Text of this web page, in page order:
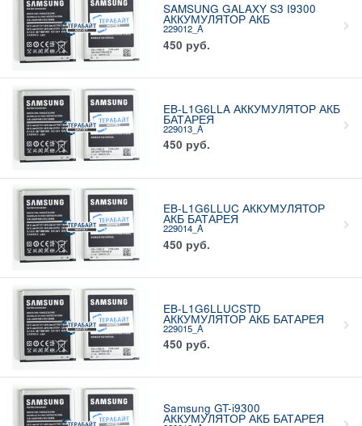
SAMSUNG GALAXY S3 I9300
АККУМУЛЯТОР АКБ
229012_A
450 руб.
EB-L1G6LLA АККУМУЛЯТОР АКБ
БАТАРЕЯ
229013_A
450 руб.
EB-L1G6LLUC АККУМУЛЯТОР
АКБ БАТАРЕЯ
229014_A
450 руб.
EB-L1G6LLUCSTD
АККУМУЛЯТОР АКБ БАТАРЕЯ
229015_A
450 руб.
Samsung GT-i9300
АККУМУЛЯТОР АКБ БАТАРЕЯ